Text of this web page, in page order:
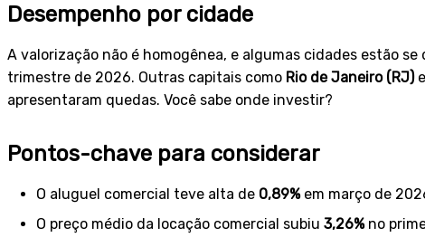
Desempenho por cidade
A valorização não é homogênea, e algumas cidades estão se
trimestre de 2026. Outras capitais como Rio de Janeiro (RJ)e
apresentaram quedas. Você sabe onde investir?
Pontos-chave para considerar
O aluguel comercial teve alta de 0,89%em março de
O preço médio da locação comercial subiu 3,26%no